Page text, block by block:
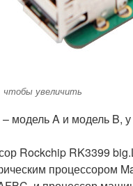
увеличить
модель A и модель B,
Rockchip RK3399
процессором